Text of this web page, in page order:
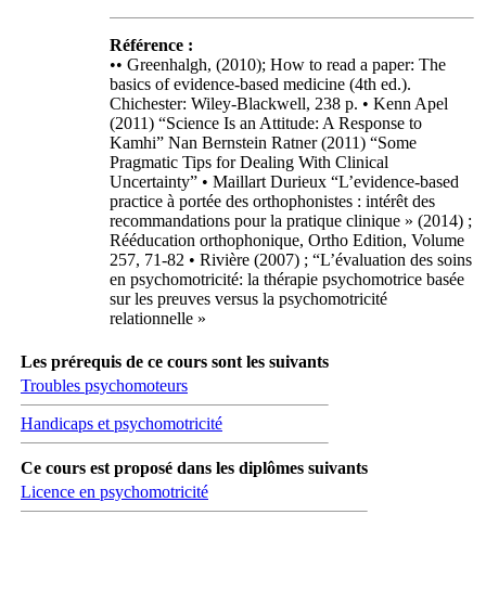
Référence :
•• Greenhalgh, (2010); How to read a paper: The
basics of evidence-based medicine (4th ed.).
Chichester: Wiley-Blackwell, 238 p. • Kenn Apel
(2011) “Science Is an Attitude: A Response to
Kamhi” Nan Bernstein Ratner (2011) “Some
Pragmatic Tips for Dealing With Clinical
Uncertainty” • Maillart Durieux “L’evidence-based
practice à portée des orthophonistes : intérêt des
recommandations pour la pratique clinique » (2014) ;
Rééducation orthophonique, Ortho Edition, Volume
257, 71-82 • Rivière (2007) ; “L’évaluation des soins
en psychomotricité: la thérapie psychomotrice basée
sur les preuves versus la psychomotricité
relationnelle »
Les prérequis de ce cours sont les suivants
Troubles psychomoteurs
Handicaps et psychomotricité
Ce cours est proposé dans les diplômes suivants
Licence en psychomotricité